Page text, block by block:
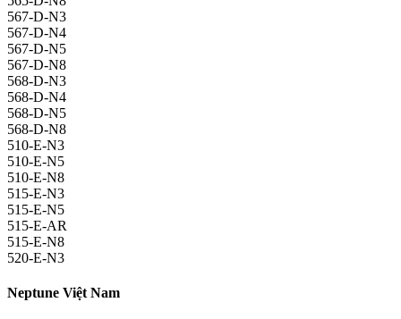
567-D-N3
567-D-N4
567-D-N5
567-D-N8
568-D-N3
568-D-N4
568-D-N5
568-D-N8
510-E-N3
510-E-N5
510-E-N8
515-E-N3
515-E-N5
515-E-AR
515-E-N8
520-E-N3
Neptune Việt Nam